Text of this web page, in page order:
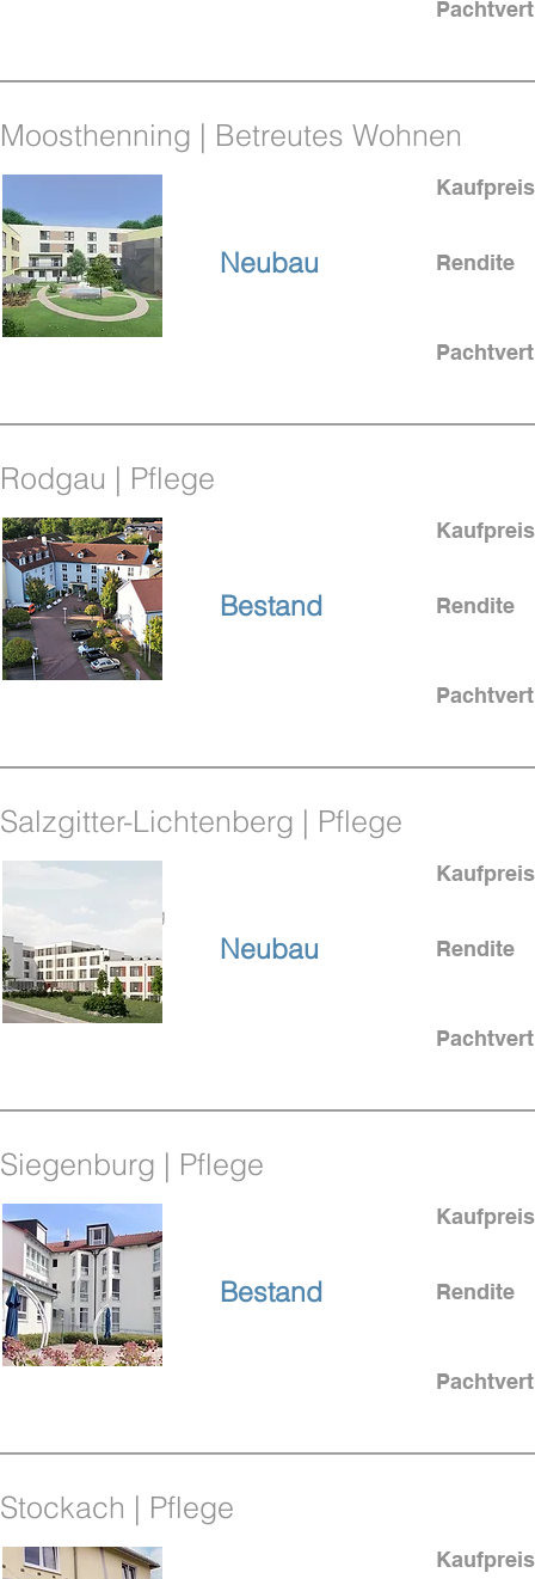
Moosthenning | Betreutes Wohnen
in Bayern
Neubau
Kaufpreis
Rendite
Rodgau | Pflege
bei Frankfurt
Bestand
Kaufpreis
Rendite
Salzgitter-Lichtenberg | Pflege
bei Braunschwaig
Neubau
Kaufpreis
Rendite
Siegenburg | Pflege
in Bayern
Bestand
Kaufpreis
Rendite
Stockach | Pflege
Kaufpreis